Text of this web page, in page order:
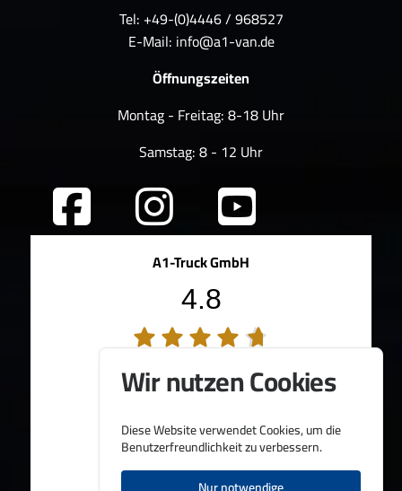
Tel: +49-(0)4446 / 968527
E-Mail: info@a1-van.de
Öffnungszeiten
Montag - Freitag: 8-18 Uhr
Samstag: 8 - 12 Uhr
A1-Truck GmbH
4.8
100%Weiterempfehlungen
Bereitgestellt von
Wir nutzen Cookies
Diese Website verwendet Cookies, um die
Benutzerfreundlichkeit zu verbessern.